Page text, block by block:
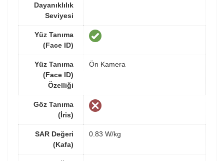
Dayanıklılık
Seviyesi
Yüz Tanıma
(Face ID)
Yüz Tanıma
(Face ID)
Özelliği
Ön Kamera
Göz Tanıma
(İris)
SAR Değeri
(Kafa)
0.83 W/kg